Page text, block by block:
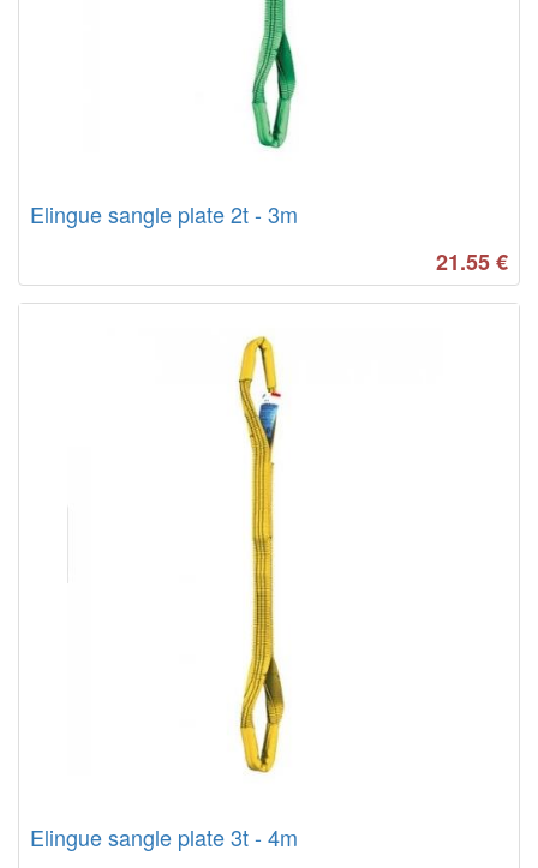
Elingue sangle plate 2t - 3m
21.55€
Elingue sangle plate 3t - 4m